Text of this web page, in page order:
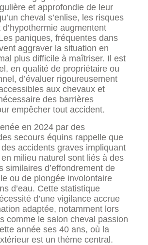
et approfondie de leur
cheval s’enlise, les risques
augmentent
paniques, fréquentes dans
aggraver la situation en
plus difficile à maîtriser. Il est
en qualité de propriétaire ou
d’évaluer rigoureusement
aux chevaux et
des barrières
empêcher tout accident.
en 2024 par des
secours équins rappelle que
accidents graves impliquant
milieu naturel sont liés à des
similaires d’effondrement de
ou de plongée involontaire
d’eau. Cette statistique
d’une vigilance accrue
adaptée, notamment lors
comme le salon cheval passion
année ses 40 ans, où la
est un thème central.